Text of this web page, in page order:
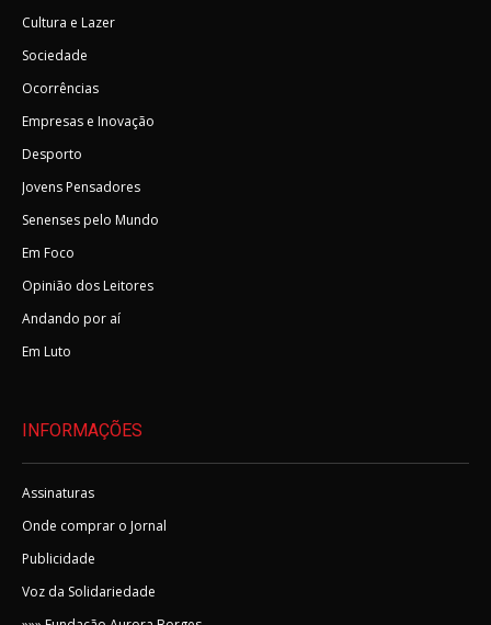
Cultura e Lazer
Sociedade
Ocorrências
Empresas e Inovação
Desporto
Jovens Pensadores
Senenses pelo Mundo
Em Foco
Opinião dos Leitores
Andando por aí
Em Luto
INFORMAÇÕES
Assinaturas
Onde comprar o Jornal
Publicidade
Voz da Solidariedade